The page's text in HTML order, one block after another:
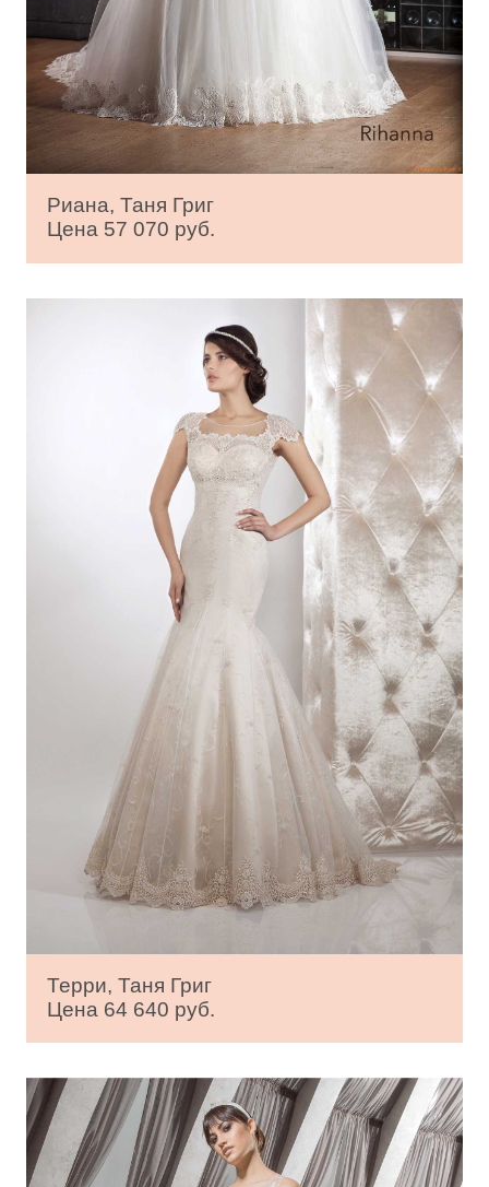
Риана, Таня Григ
Цена 57 070 руб.
Терри, Таня Григ
Цена 64 640 руб.